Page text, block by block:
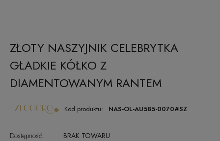
ZŁOTY NASZYJNIK CELEBRYTKA
GŁADKIE KÓŁKO Z
DIAMENTOWANYM RANTEM
Kod produktu: NAS-OL-AU585-0070#SZ
Dostępność: BRAK TOWARU